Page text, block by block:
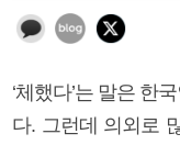
‘체했다’는 말은 한
다. 그런데 의외로